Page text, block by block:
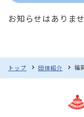
お知らせはありま
トップ 団体紹介 福